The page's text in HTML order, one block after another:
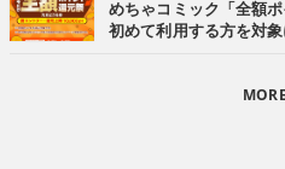
めちゃコミック「全額
初めて利用する方を対
MORE